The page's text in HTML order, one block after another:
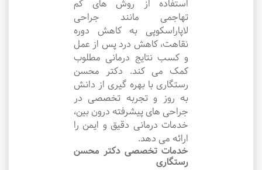
استفاده از روش های کم
تهاجمی مانند جراحی
لاپاراسکوپی به کاهش دوره
نقاهت، کاهش درد پس از عمل
و کسب نتایج درمانی مطلوب
کمک می کند. دکتر محسن
رستگاری با بهره گیری از دانش
به روز و تجربه تخصصی در
جراحی های پیشرفته درون بین،
خدمات درمانی دقیق و ایمن را
ارائه می دهد.
خدمات تخصصی دکتر محسن
رستگاری